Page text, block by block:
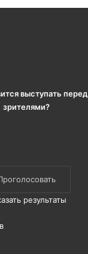
выступать перед
зрителями?
результаты